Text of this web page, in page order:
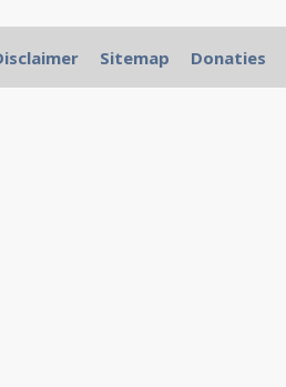
Sitemap Donaties